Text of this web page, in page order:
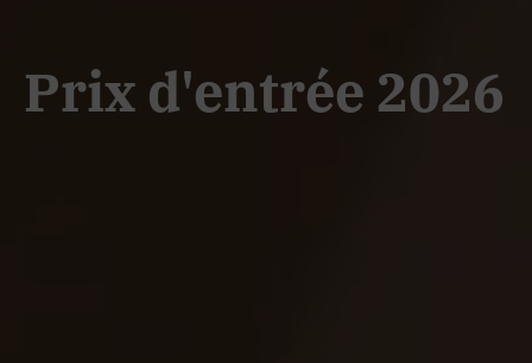
Prix d'entrée 2026